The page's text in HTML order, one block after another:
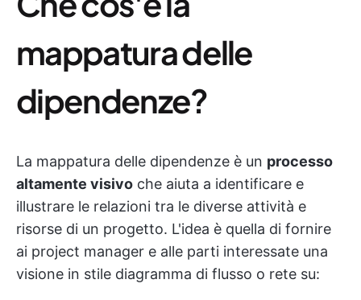
mappatura delle
dipendenze?
La mappatura delle dipendenze è un processo
altamente visivo che aiuta a identificare e
illustrare le relazioni tra le diverse attività e
risorse di un progetto. L'idea è quella di fornire
ai project manager e alle parti interessate una
visione in stile diagramma di flusso o rete su: